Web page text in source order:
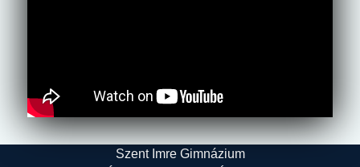
Szent Imre Gimnázium